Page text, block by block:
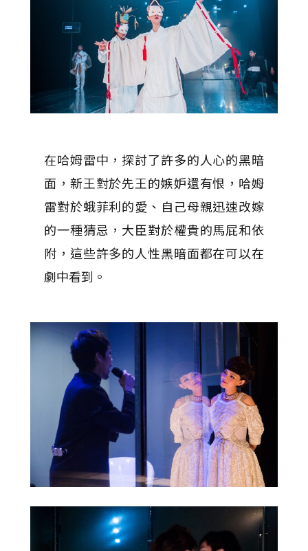
在哈姆雷中，探討了許多的人心的黑暗
面，新王對於先王的嫉妒還有恨，哈姆
雷對於蛾菲利的愛、自己母親迅速改嫁
的一種猜忌，大臣對於權貴的馬屁和依
附，這些許多的人性黑暗面都在可以在
劇中看到。